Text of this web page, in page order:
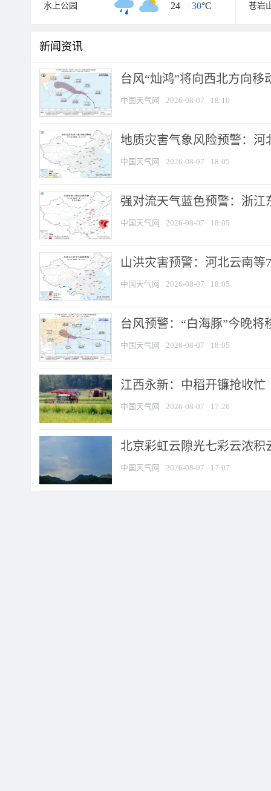
水上公园 24 / 30°C 苍岩
新闻资讯
台风“灿鸿”将向西北方向移
中国天气网 2026-08-07 18:10
地质灾害气象风险预警：河
中国天气网 2026-08-07 18:05
强对流天气蓝色预警：浙江
中国天气网 2026-08-07 18:05
山洪灾害预警：河北云南
中国天气网 2026-08-07 18:05
台风预警：“白海豚”今晚将
中国天气网 2026-08-07 18:05
江西永新：中稻开镰抢收忙
中国天气网 2026-08-07 17:26
北京彩虹云隙光七彩云浓积
中国天气网 2026-08-07 17:07